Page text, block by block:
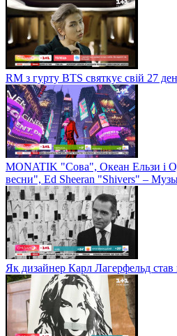
RM з гурту BTS святкує свій 27
MONATIK "Сова", Океан Ельзи і
весни", Ed Sheeran "Shivers" –
Як дизайнер Карл Лагерфельд